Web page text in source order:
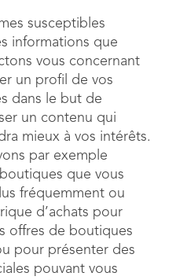
susceptibles
informations que
vous concernant
un profil de vos
dans le but de
un contenu qui
mieux à vos intérêts.
par exemple
que vous
fréquemment ou
d’achats pour
offres de boutiques
pour présenter des
pouvant vous